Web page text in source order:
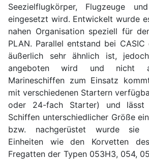
Seezielflugkörper, Flugzeuge
eingesetzt wird. Entwickelt wurde
nahen Organisation speziell für
PLAN. Parallel entstand bei
äußerlich sehr ähnlich ist,
angeboten wird und nicht
Marineschiffen zum Einsatz
mit verschiedenen Startern
oder 24-fach Starter) und
Schiffen unterschiedlicher Größe
bzw. nachgerüstet wurde sie
Einheiten wie den Korvetten
Fregatten der Typen 053H3, 054,